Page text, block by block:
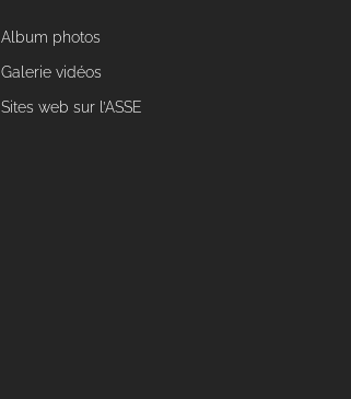
Album photos
Galerie vidéos
Sites web sur l’ASSE